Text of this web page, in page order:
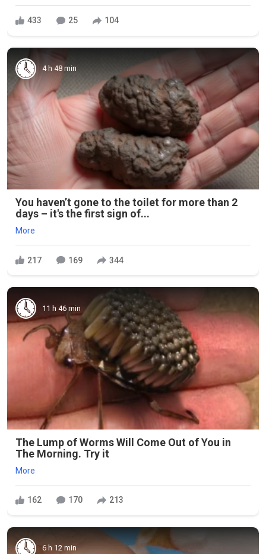
433 25 104
4 h 48 min
You haven’t gone to the toilet for more than 2
days – it's the first sign of...
More
217 169 344
11 h 46 min
The Lump of Worms Will Come Out of You in
The Morning. Try it
More
162 170 213
6 h 12 min